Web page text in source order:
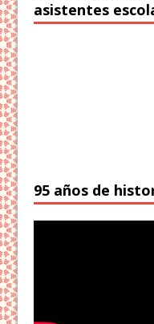
asistentes
95 años de